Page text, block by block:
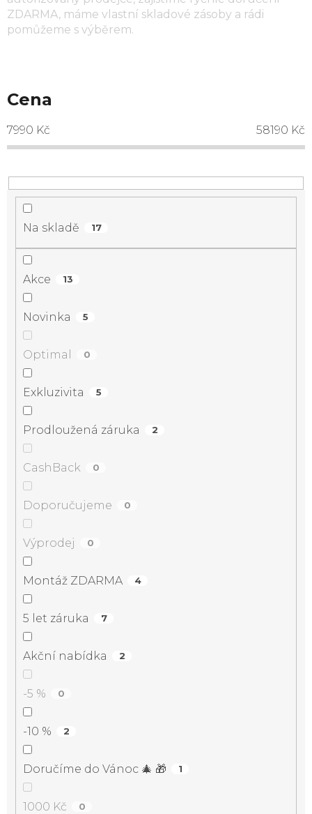
ZDARMA, máme vlastní skladové zásoby a rádi
pomůžeme s výběrem.
Cena
7990 Kč 58190 Kč
Na skladě 17
Akce 13
Novinka 5
Optimal 0
Exkluzivita 5
Prodloužená záruka 2
CashBack 0
Doporučujeme 0
Výprodej 0
Montáž ZDARMA 4
5 let záruka 7
Akční nabídka 2
-5 % 0
-10 % 2
Doručíme do Vánoc 🎄 🎁 1
1000 Kč 0